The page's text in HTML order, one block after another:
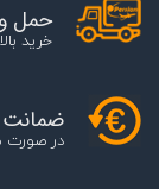
رایگان
میلیون تومان
وجه
در محصول